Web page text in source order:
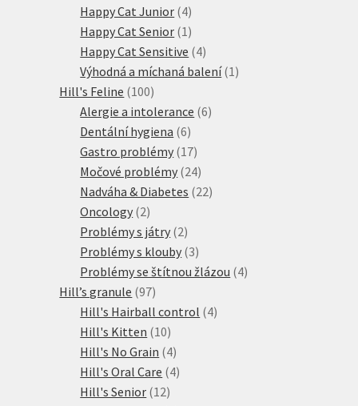
Happy Cat Junior 44
produkty
Happy Cat Senior 1 1
produkt
Happy Cat Sensitive 44
produkty
Výhodná a míchaná balení 1 1
Hill's Feline 100100
produktů
Alergie a intolerance 66
Dentální hygiena 66
produktů
Gastro problémy 1717
produktů
Močové problémy 2424
produktů
Nadváha & Diabetes 2222
Oncology 22
produkty
Problémy s játry 22
produkty
Problémy s klouby 33
produkty
Problémy se štítnou žlázou 44
Hill’s granule 9797
produktů
Hill's Hairball control 44
Hill's Kitten 1010
produktů
Hill's No Grain 44
produkty
Hill's Oral Care 44
Hill's Senior 1212